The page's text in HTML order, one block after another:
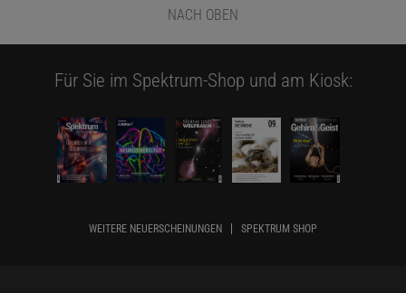
NACH OBEN
Für Sie im Spektrum-Shop und am Kiosk:
WEITERE NEUERSCHEINUNGEN SPEKTRUM SHOP